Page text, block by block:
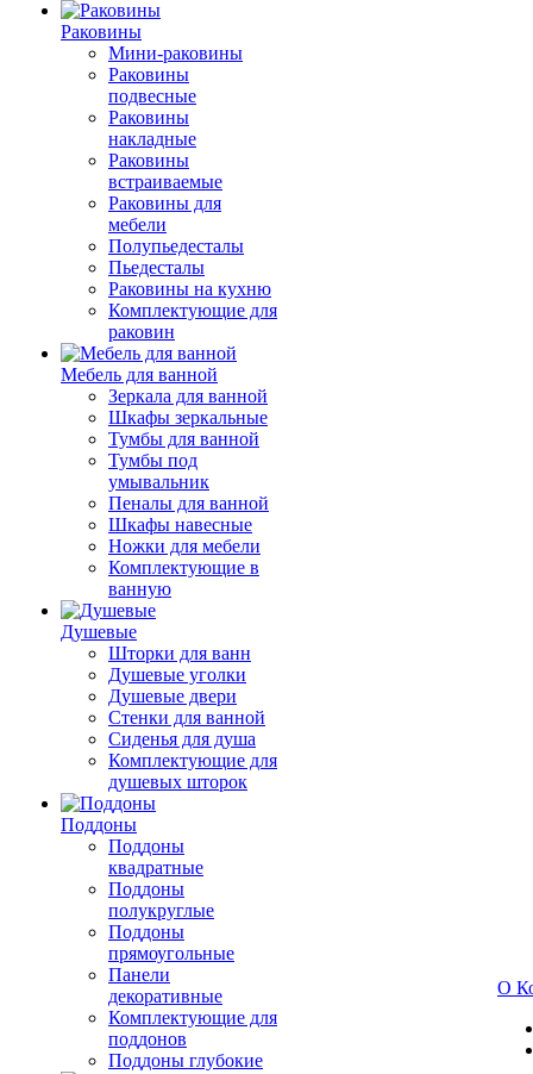
Раковины
Мини-раковины
Раковины
подвесные
Раковины
накладные
Раковины
встраиваемые
Раковины для
мебели
Полупьедесталы
Пьедесталы
Раковины на кухню
Комплектующие для
раковин
Мебель для ванной
Зеркала для ванной
Шкафы зеркальные
Тумбы для ванной
Тумбы под
умывальник
Пеналы для ванной
Шкафы навесные
Ножки для мебели
Комплектующие в
ванную
Душевые
Шторки для ванн
Душевые уголки
Душевые двери
Стенки для ванной
Сиденья для душа
Комплектующие для
душевых шторок
Поддоны
Поддоны
квадратные
Поддоны
полукруглые
Поддоны
прямоугольные
Панели
декоративные
Комплектующие для
поддонов
Поддоны глубокие
О